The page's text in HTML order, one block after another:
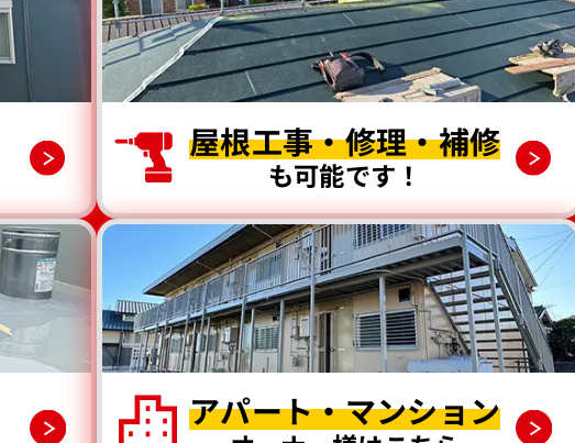
屋根工事・修理・補修
も可能です！
アパート・マンション